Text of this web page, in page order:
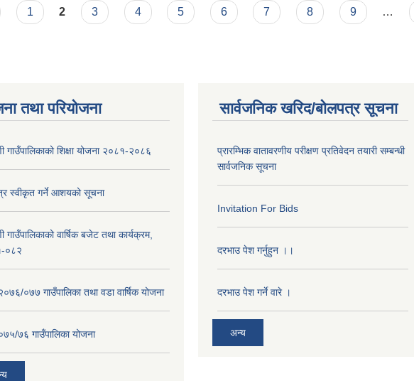
1 2 3 4 5 6 7 8 9 …
तथा परियोजना
गाउँपालिकाको शिक्षा योजना २०८१-२०८६
स्वीकृत गर्ने आशयको सूचना
गाउँपालिकाको वार्षिक बजेट तथा कार्यक्रम,
०८२
०७७ गाउँपालिका तथा वडा वार्षिक योजना
७६ गाउँपालिका योजना
सार्वजनिक खरिद/बोलपत्र सूचना
प्रारम्भिक वातावरणीय परीक्षण प्रतिवेदन तयारी सम्बन्धी
सार्वजनिक सूचना
Invitation For Bids
दरभाउ पेश गर्नुहुन ।।
दरभाउ पेश गर्ने वारे ।
अन्य